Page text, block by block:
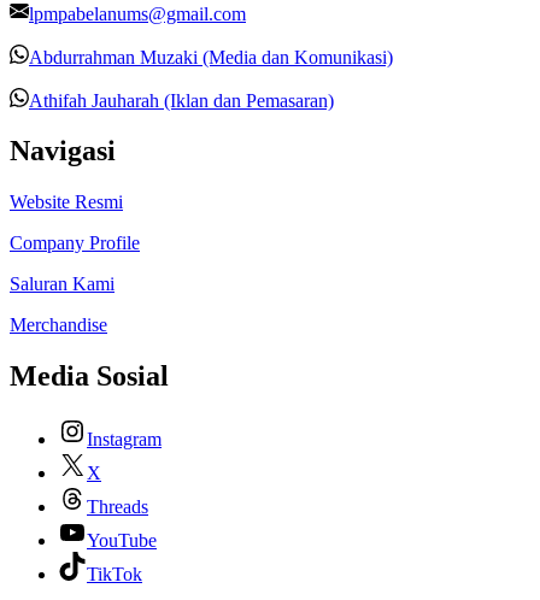
lpmpabelanums@gmail.com
Abdurrahman Muzaki (Media dan Komunikasi)
Athifah Jauharah (Iklan dan Pemasaran)
Navigasi
Website Resmi
Company Profile
Saluran Kami
Merchandise
Media Sosial
Instagram
X
Threads
YouTube
TikTok